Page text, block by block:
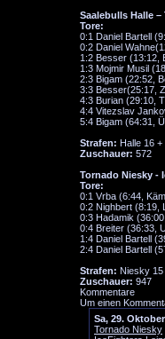
Saalebulls Halle –
Tore:
0:1 Daniel Bartell
0:2 Daniel
1:2 Besser (13:12,
1:3 Mojmir Musil
2:3 Bigam (22:52,
3:3 Besser(25:17,
4:3 Burian (29:10,
4:4 Vitezslav
5:4 Bigam (64:31,
Strafen: Halle 16
Zuschauer: 572
Tornado Niesky -
Tore:
0:1 Vrba (6:44,
0:2 Nighbert (8:19,
0:3 Hadamik
0:4 Breiter (36:33,
1:4 Daniel Bartell
2:4 Daniel Bartell
Strafen: Niesky 15
Zuschauer: 947
Kommentare
Um einen
Sa, 29.
Tornado Niesky